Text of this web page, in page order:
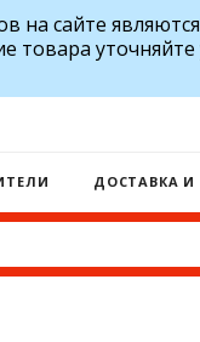
сайте
товара
ДОСТАВКА